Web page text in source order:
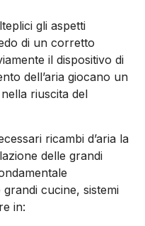
gli aspetti
di un corretto
il dispositivo di
dell’aria giocano un
riuscita del
ricambi d’aria la
delle grandi
cucine, sistemi
in: